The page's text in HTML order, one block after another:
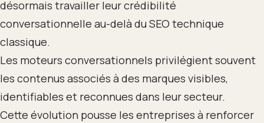
désormais travailler leur crédibilité
conversationnelle au-delà du SEO technique
classique.
Les moteurs conversationnels privilégient souvent
les contenus associés à des marques visibles,
identifiables et reconnues dans leur secteur.
Cette évolution pousse les entreprises à renforcer